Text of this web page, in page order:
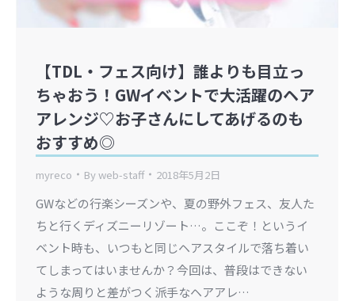
【TDL・フェス向け】誰よりも目立っ
ちゃおう！GWイベントで大活躍のヘア
アレンジ♡お子さんにしてあげるのも
おすすめ◎
myreco Byweb-staff 2018年5月2日
GWなどの行楽シーズンや、夏の野外フェス、友人た
ちと行くディズニーリゾート…。ここぞ！というイ
ベント時も、いつもと同じヘアスタイルで落ち着い
てしまってはいませんか？今回は、普段はできない
ような周りと差がつく派手なヘアアレ…